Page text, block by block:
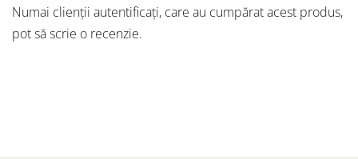
Numai clienții autentificați, care au cumpărat acest produs,
pot să scrie o recenzie.